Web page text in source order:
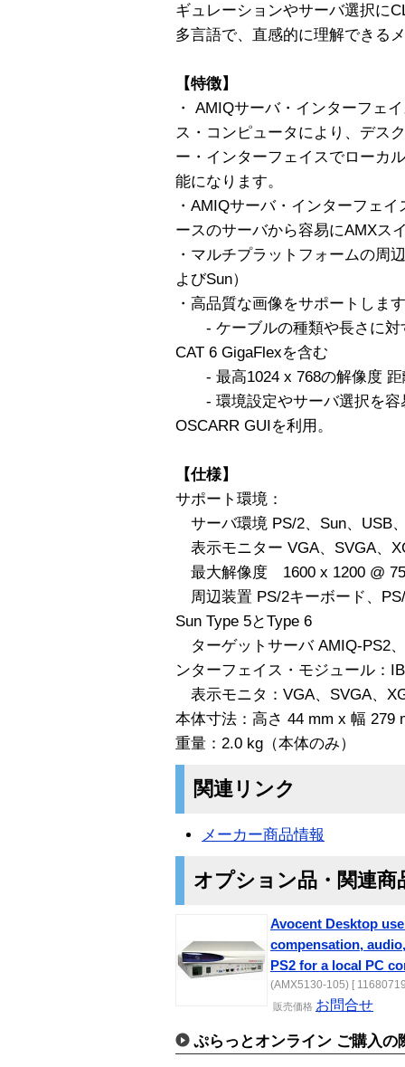
ギュレーションやサーバ選択に
多言語で、直感的に理解できる
【特徴】
・ AMIQサーバ・インターフェ
ス・コンピュータにより、デス
ー・インターフェイスでローカ
能になります。
・AMIQサーバ・インターフェ
ースのサーバから容易にAMXス
・マルチプラットフォームの周
よびSun）
・高品質な画像をサポートしま
- ケーブルの種類や長さに対
CAT 6 GigaFlexを含む
- 最高1024 x 768の解像度 距
- 環境設定やサーバ選択を容
OSCARR GUIを利用。
【仕様】
サポート環境：
サーバ環境 PS/2、Sun、USB
表示モニター VGA、SVGA、
最大解像度 1600 x 1200 @
周辺装置 PS/2キーボード、
Sun Type 5とType 6
ターゲットサーバ AMIQ-PS2
ンターフェイス・モジュール：
表示モニタ：VGA、SVGA、
本体寸法：高さ 44 mm x 幅 279
重量：2.0 kg（本体のみ）
関連リンク
メーカー商品情報
オプション品・関連商
Avocent Desktop
compensation,
PS2 for a local PC
(AMX5130-105) [
販売価格 お問合せ
ぷらっとオンライン ご購入の